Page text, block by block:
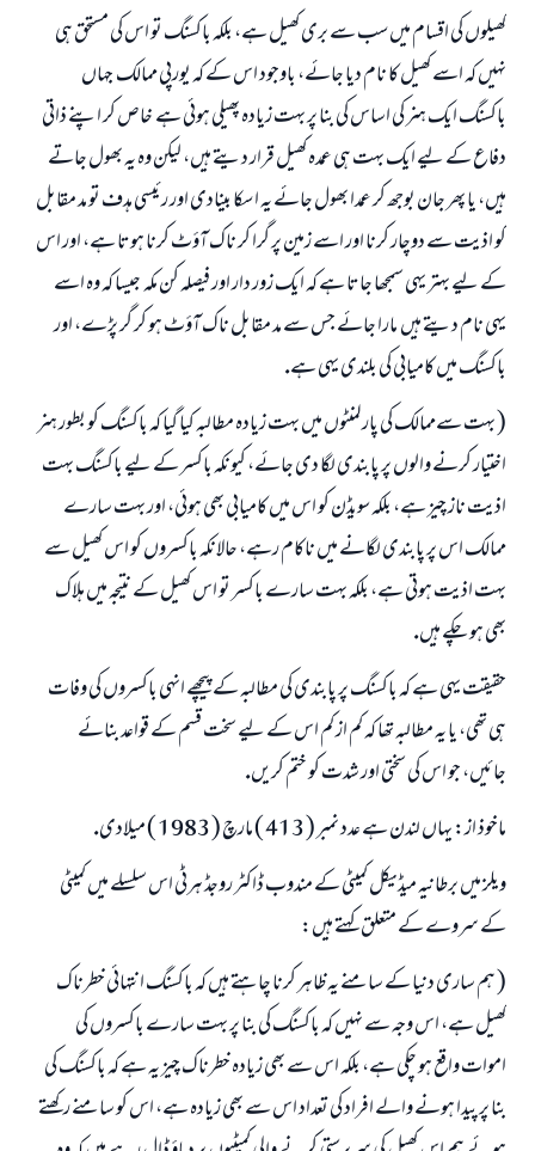
كھيلوں كى اقسام ميں سب سے برى كھيل ہے، بلكہ باكسنگ تو اس كى مستحق ہى
نہيں كہ اسے كھيل كا نام ديا جائے، باوجود اس كے كہ يورپى ممالك ـ جہاں
باكسنگ ايك ہنر كى اساس كى بنا پر بہت زيادہ پھيلى ہوئى ہے ـ خاص كر اپنے ذاتى
دفاع كے ليے ايك بہت ہى عمدہ كھيل قرار ديتے ہيں، ليكن وہ يہ بھول جاتے
ہيں، يا پھر جان بوجھ كر عمدا بھول جائے يہ ا سكا بينادى اور رئيسى ہدف تو مد مقابل
كو اذيت سے دوچار كرنا اور اسے زمين پر گرا كر ناك آؤٹ كرنا ہوتا ہے، اور اس
كے ليے بہتر يہى سمجھا جاتا ہے كہ ايك زور دار اور فيصلہ كن مكہ ـ جيسا كہ وہ اسے
يہى نام ديتے ہيں ـ مارا جائے جس سے مد مقابل ناك آؤٹ ہو كر گر پڑے، اور
باكسنگ ميں كاميابى كى بلندى يہى ہے.
( بہت سےممالك كى پارلمنٹوں ميں بہت زيادہ مطالبہ كيا گيا كہ باكسنگ كو بطور ہنر
اختيار كرنے والوں پر پابندى لگا دى جائے، كيونكہ باكسر كے ليے باكسنگ بہت
اذيت ناز چيز ہے، بلكہ سويڈن كو اس ميں كاميابى بھى ہوئى، اور بہت سارے
ممالك اس پر پابندى لگانے ميں ناكام رہے، حالانكہ باكسروں كو اس كھيل سے
بہت اذيت ہوتى ہے، بلكہ بہت سارے باكسر تو اس كھيل كے نتيجہ ميں ہلاك
بھى ہو چكے ہيں.
حقيقت يہى ہے كہ باكسنگ پر پابندى كى مطالبہ كے پيچھے انہى باكسروں كى وفات
ہى تھى، يا يہ مطالبہ تھا كہ كم از كم اس كے ليے سخت قسم كے قواعد بنائے
جائيں، جو اس كى سختى اور شدت كو ختم كريں.
ماخوذ از: يہاں لندن ہے عدد نمبر ( 413 ) مارچ ( 1983 ) ميلادى.
ويلز ميں برطانيہ ميڈيكل كميٹى كے مندوب ڈاكٹر روجڈ ہرٹى اس سلسلے ميں كميٹى
كے سروے كے متعلق كہتے ہيں:
( ہم سارى دنيا كے سامنے يہ ظاہر كرنا چاہتے ہيں كہ باكسنگ انتہائى خطرناك
كھيل ہے، اس وجہ سے نہيں كہ باكسنگ كى بنا پر بہت سارے باكسروں كى
اموات واقع ہو چكى ہے، بلكہ اس سے بھى زيادہ خطرناك چيز يہ ہے كہ باكسنگ كى
بنا پر پيدا ہونے والے افراد كى تعداد اس سے بھى زيادہ ہے، اس كو سامنے ركھتے